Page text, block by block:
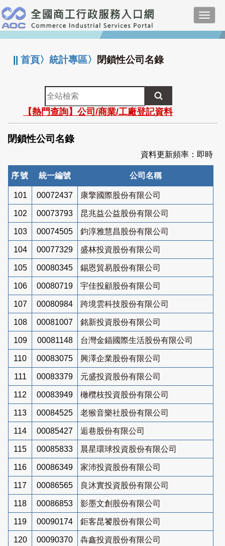
跳
到
主
要
:::
||首頁〉統計專區〉 閉鎖性公司名錄
全
站
檢
索
【熱門查詢】公司/商業/工廠登記資料
閉鎖性公司名錄
資料更新頻率：即時
序號 統一編號 公司名稱
101 00072437 康擎國際股份有限公司
102 00073793 昆兆益公益股份有限公司
103 00074505 鈞淳雅慧昌股份有限公司
104 00077329 盛林投資股份有限公司
105 00080345 錫恩貿易股份有限公司
106 00080719 宇佳投顧股份有限公司
107 00080984 跨境雲科技股份有限公司
108 00081007 銘新投資股份有限公司
109 00081148 台灣金錨國際生活股份有限公司
110 00083075 興澤企業股份有限公司
111 00083379 元盛投資股份有限公司
112 00083949 橄欖枝投資股份有限公司
113 00084525 老猴音樂社股份有限公司
114 00085427 逅巷股份有限公司
115 00085833 晨星環球投資股份有限公司
116 00086349 家沛投資股份有限公司
117 00086565 良沐實投資股份有限公司
118 00086853 影墨文創股份有限公司
119 00090174 鉅客昆饕股份有限公司
120 00090370 犇鑫投資股份有限公司